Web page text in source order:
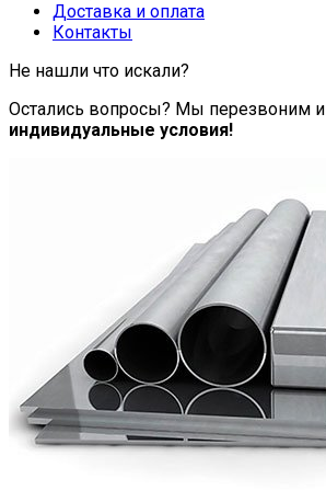
Доставка и оплата
Контакты
Не нашли что искали?
Остались вопросы? Мы перезвоним и
индивидуальные условия!